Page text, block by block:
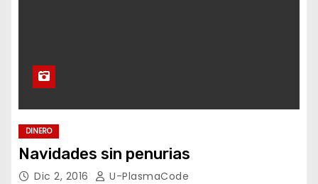
DINERO
Navidades sin penurias
Dic 2, 2016 U-PlasmaCode